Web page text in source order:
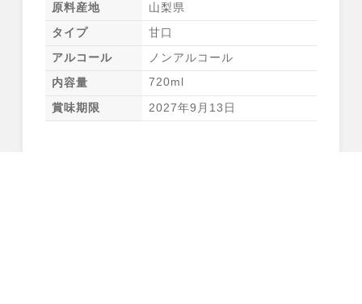
原料産地 山梨県
タイプ 甘口
アルコール ノンアルコール
内容量 720ml
賞味期限 2027年9月13日